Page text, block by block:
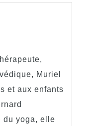
Muriel
et aux enfants
du yoga, elle